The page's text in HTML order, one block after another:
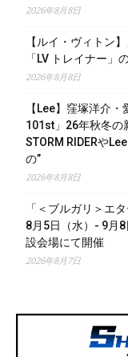
2026年8月8日
【ルイ・ヴィトン
「LV トレイナー」
2026年8月8日
【Lee】窪塚洋介
101st」26年秋冬の
STORM RIDERや
の”
2026年8月8日
「＜ブルガリ＞エ
8月5日（水）- 9月
設会場にて開催
2026年8月7日